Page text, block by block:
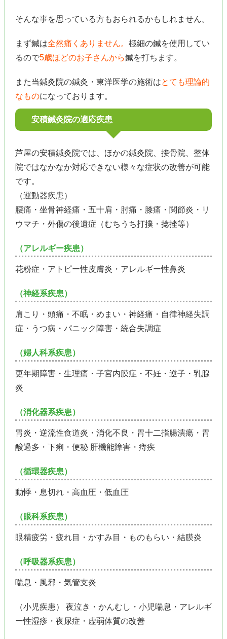
そんな事を思っている方もおられるかもしれません。
まず鍼は全然痛くありません。 極細の鍼を使用してい
るので5歳ほどのお子さんから鍼を打ちます。
また当鍼灸院の鍼灸・東洋医学の施術はとても理論的
なものになっております。
安積鍼灸院の適応疾患
芦屋の安積鍼灸院では、ほかの鍼灸院、接骨院、整体
院ではなかなか対応できない様々な症状の改善が可能
です。
（運動器疾患）
腰痛・坐骨神経痛・五十肩・肘痛・膝痛・関節炎・リ
ウマチ・外傷の後遺症（むちうち打撲・捻挫等）
（アレルギー疾患）
花粉症・アトピー性皮膚炎・アレルギー性鼻炎
（神経系疾患）
肩こり・頭痛・不眠・めまい・神経痛・自律神経失調
症・うつ病・パニック障害・統合失調症
（婦人科系疾患）
更年期障害・生理痛・子宮内膜症・不妊・逆子・乳腺
炎
（消化器系疾患）
胃炎・逆流性食道炎・消化不良・胃十二指腸潰瘍・胃
酸過多・下痢・便秘 肝機能障害・痔疾
（循環器疾患）
動悸・息切れ・高血圧・低血圧
（眼科系疾患）
眼精疲労・疲れ目・かすみ目・ものもらい・結膜炎
（呼吸器系疾患）
喘息・風邪・気管支炎
（小児疾患） 夜泣き・かんむし・小児喘息・アレルギ
ー性湿疹・夜尿症・虚弱体質の改善